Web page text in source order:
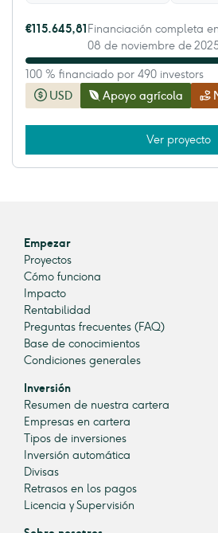
USD Apoyo agrícola
€115.645,81 Financiación completa
08 de noviembre de
100 % financiado por 490 investors
Ver proyecto
Empezar
Proyectos
Cómo funciona
Impacto
Rentabilidad
Preguntas frecuentes (FAQ)
Base de conocimientos
Condiciones generales
Inversión
Resumen de nuestra cartera
Empresas en cartera
Tipos de inversiones
Inversión automática
Divisas
Retrasos en los pagos
Licencia y Supervisión